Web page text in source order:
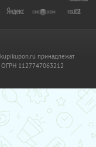
принадлежат
ОГРН 1127747063212